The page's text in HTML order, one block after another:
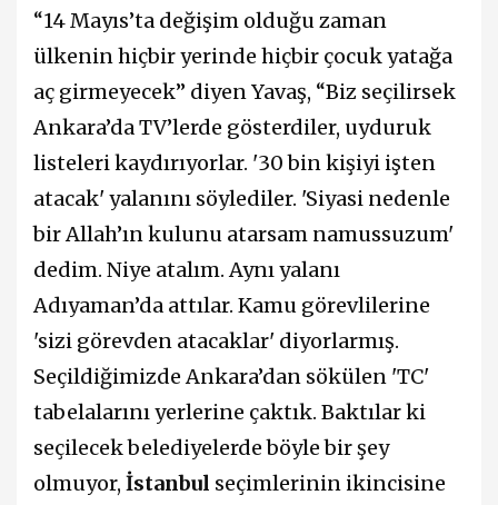
“14 Mayıs’ta değişim olduğu zaman
ülkenin hiçbir yerinde hiçbir çocuk yatağa
aç girmeyecek” diyen Yavaş, “Biz seçilirsek
Ankara’da TV’lerde gösterdiler, uyduruk
listeleri kaydırıyorlar. '30 bin kişiyi işten
atacak' yalanını söylediler. 'Siyasi nedenle
bir Allah’ın kulunu atarsam namussuzum'
dedim. Niye atalım. Aynı yalanı
Adıyaman’da attılar. Kamu görevlilerine
'sizi görevden atacaklar' diyorlarmış.
Seçildiğimizde Ankara’dan sökülen 'TC'
tabelalarını yerlerine çaktık. Baktılar ki
seçilecek belediyelerde böyle bir şey
olmuyor, İstanbul seçimlerinin ikincisine